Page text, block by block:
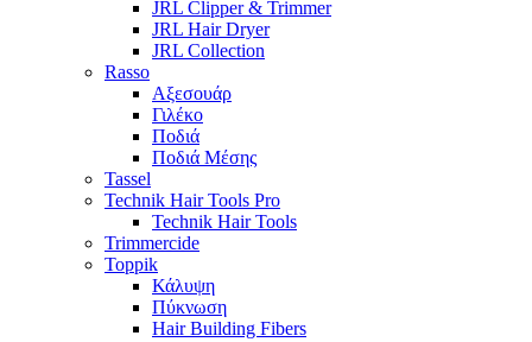
JRL Clipper & Trimmer
JRL Hair Dryer
JRL Collection
Rasso
Αξεσουάρ
Γιλέκο
Ποδιά
Ποδιά Μέσης
Tassel
Technik Hair Tools Pro
Technik Hair Tools
Trimmercide
Toppik
Κάλυψη
Πύκνωση
Hair Building Fibers